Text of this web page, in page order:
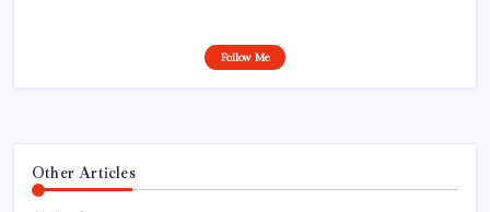
Follow Me
Other Articles